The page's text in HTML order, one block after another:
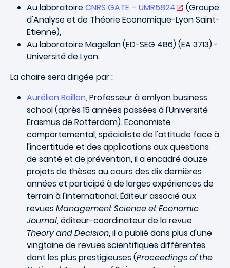
Au laboratoireCNRS GATE – UMR5824
(Groupe
d'Analyse et de Théorie Economique-Lyon Saint-
Etienne),
Au laboratoire Magellan (ED-SEG 486) (EA 3713) -
Université de Lyon.
La chaire sera dirigée par :
Aurélien Baillon, Professeur à emlyon business
school (après 15 années passées à l'Université
Erasmus de Rotterdam). Economiste
comportemental, spécialiste de l'attitude face à
l'incertitude et des applications aux questions
de santé et de prévention, il a encadré douze
projets de thèses au cours des dix dernières
années et participé à de larges expériences de
terrain à l'international. Éditeur associé aux
revuesManagement Science et Economic
Journal, éditeur-coordinateur de la revue
Theory and Decision, il a publié dans plus d'une
vingtaine de revues scientifiques différentes
dont les plus prestigieuses (Proceedings of the